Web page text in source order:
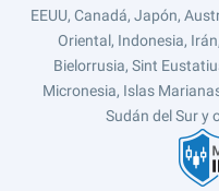
EEUU, Canadá, Japón,
Oriental, Indonesia,
Bielorrusia, Sint
Micronesia, Islas
Sudán del Sur y